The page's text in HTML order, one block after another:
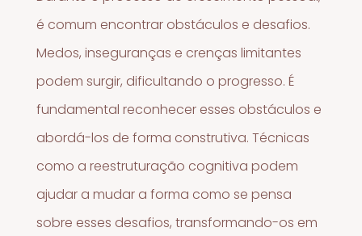
é comum encontrar obstáculos e desafios.
Medos, inseguranças e crenças limitantes
podem surgir, dificultando o progresso. É
fundamental reconhecer esses obstáculos e
abordá-los de forma construtiva. Técnicas
como a reestruturação cognitiva podem
ajudar a mudar a forma como se pensa
sobre esses desafios, transformando-os em